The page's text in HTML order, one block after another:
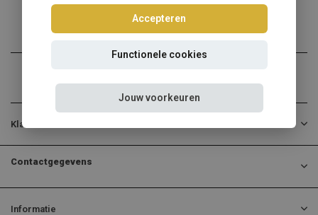
Klantenservice
Contactgegevens
Informatie
Accepteren
Functionele cookies
Jouw voorkeuren